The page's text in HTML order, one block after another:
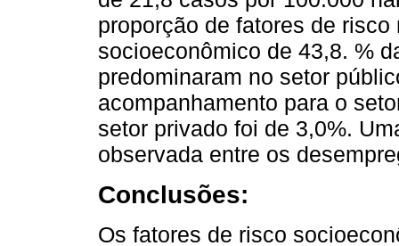
proporção de fatores de
socioeconômico de 43,8. %
predominaram no setor
acompanhamento para o
setor privado foi de 3,0%.
observada entre os
Conclusões:
Os fatores de risco